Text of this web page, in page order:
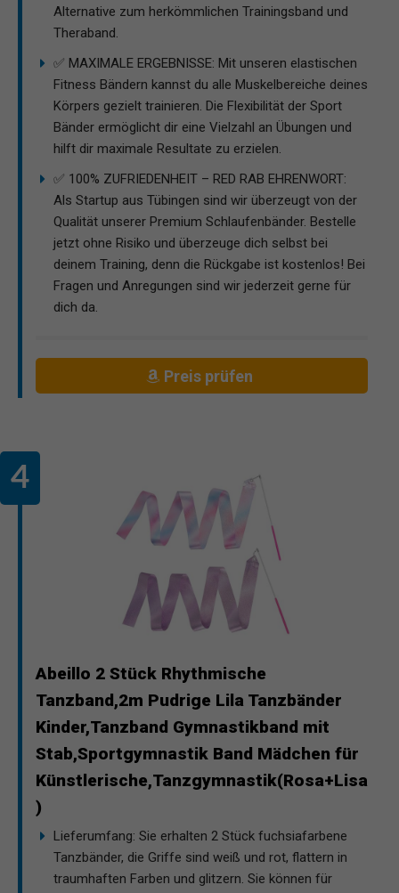
Alternative zum herkömmlichen Trainingsband und
Theraband.
✅ MAXIMALE ERGEBNISSE: Mit unseren elastischen
Fitness Bändern kannst du alle Muskelbereiche deines
Körpers gezielt trainieren. Die Flexibilität der Sport
Bänder ermöglicht dir eine Vielzahl an Übungen und
hilft dir maximale Resultate zu erzielen.
✅ 100% ZUFRIEDENHEIT – RED RAB EHRENWORT:
Als Startup aus Tübingen sind wir überzeugt von der
Qualität unserer Premium Schlaufenbänder. Bestelle
jetzt ohne Risiko und überzeuge dich selbst bei
deinem Training, denn die Rückgabe ist kostenlos! Bei
Fragen und Anregungen sind wir jederzeit gerne für
dich da.
Preis prüfen
Abeillo 2 Stück Rhythmische
Tanzband,2m Pudrige Lila Tanzbänder
Kinder,Tanzband Gymnastikband mit
Stab,Sportgymnastik Band Mädchen für
Künstlerische,Tanzgymnastik(Rosa+Lisa
)
Lieferumfang: Sie erhalten 2 Stück fuchsiafarbene
Tanzbänder, die Griffe sind weiß und rot, flattern in
traumhaften Farben und glitzern. Sie können für